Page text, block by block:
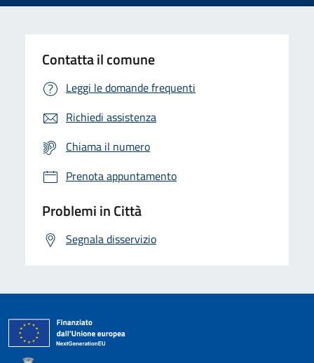
Contatta il comune
Leggi le domande frequenti
Richiedi assistenza
Chiama il numero
Prenota appuntamento
Problemi in Città
Segnala disservizio